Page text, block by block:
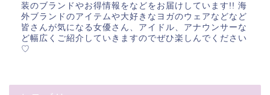
装のブランドやお得情報をなどをお届けしています!! 海
外ブランドのアイテムや大好きなヨガのウェアなどなど
皆さんが気になる女優さん、アイドル、アナウンサーな
ど幅広くご紹介していきますのでぜひ楽しんでください
♡